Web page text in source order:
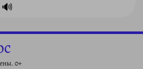
🔊
0+